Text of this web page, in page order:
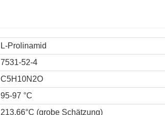
L-Prolinamid
7531-52-4
C5H10N2O
95-97 °C
213,66°C (grobe Schätzung)